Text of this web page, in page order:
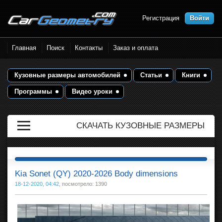
Размеры кузова автомобилей.
Контрольные точки и кузовные
размеры. Геометрия кузова
Регистрация Войти
Главная Поиск Контакты Заказ и оплата
Кузовные размеры автомобилей Статьи Книги
Программы Видео уроки
СКАЧАТЬ КУЗОВНЫЕ РАЗМЕРЫ
Kia Sonet (QY) 2020-2026 Body dimensions
18-12-2020, 04:42 , посмотрело: 1390